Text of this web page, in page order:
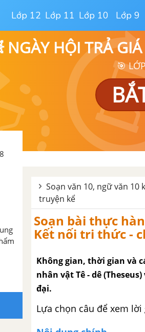
Lớp 12 Lớp 11 Lớp 10 Lớp 9
NGÀY HỘI TRẢ
🎯
Soạn văn 10, ngữ văn
truyện kể
Soạn bài thực
Kết nối tri thức -
Không gian, thời gian và
nhân vật Tê - dê
đại.
Lựa chọn câu để xem